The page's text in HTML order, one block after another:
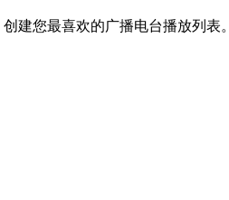
建您最喜欢的广播电台播放列表。